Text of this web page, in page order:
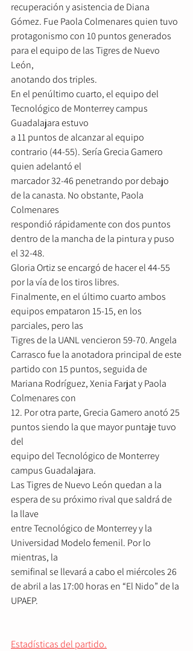
recuperación y asistencia de Diana
Gómez. Fue Paola Colmenares quien tuvo
protagonismo con 10 puntos generados
para el equipo de las Tigres de Nuevo
León,
anotando dos triples.
En el penúltimo cuarto, el equipo del
Tecnológico de Monterrey campus
Guadalajara estuvo
a 11 puntos de alcanzar al equipo
contrario (44-55). Sería Grecia Gamero
quien adelantó el
marcador 32-46 penetrando por debajo
de la canasta. No obstante, Paola
Colmenares
respondió rápidamente con dos puntos
dentro de la mancha de la pintura y puso
el 32-48.
Gloria Ortiz se encargó de hacer el 44-55
por la vía de los tiros libres.
Finalmente, en el último cuarto ambos
equipos empataron 15-15, en los
parciales, pero las
Tigres de la UANL vencieron 59-70. Angela
Carrasco fue la anotadora principal de este
partido con 15 puntos, seguida de
Mariana Rodríguez, Xenia Farjat y Paola
Colmenares con
12. Por otra parte, Grecia Gamero anotó 25
puntos siendo la que mayor puntaje tuvo
del
equipo del Tecnológico de Monterrey
campus Guadalajara.
Las Tigres de Nuevo León quedan a la
espera de su próximo rival que saldrá de
la llave
entre Tecnológico de Monterrey y la
Universidad Modelo femenil. Por lo
mientras, la
semifinal se llevará a cabo el miércoles 26
de abril a las 17:00 horas en “El Nido” de la
UPAEP.
Estadísticas del partido.